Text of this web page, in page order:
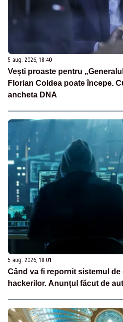
5 aug. 2026, 18:40
Vești proaste pentru
Florian Coldea poate începe.
ancheta DNA
5 aug. 2026, 18:01
Când va fi repornit sistemul de
hackerilor. Anunțul făcut de